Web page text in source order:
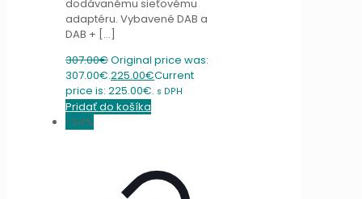
dodávanému sieťovému
adaptéru. Vybavené DAB a
DAB + […]
307.00€Original price was:
307.00€.225.00€Current
price is: 225.00€. s DPH
Pridať do košíka
-34%